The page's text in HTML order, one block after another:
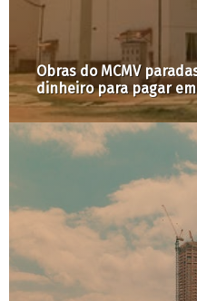
Pesquisa mapeia
Paulo